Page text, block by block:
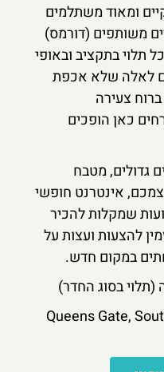
ומאוד משתלמים
משותפים (דורמס)
תלוי בתקציב ובאופי
לאלה שלא אכפת
צעירה
כאן הופכים
גדולים, מטבח
אינטרנט חופשי
שמקלות להכיר
להצעות ועצות על
במקום חדש.
191 Queens Gate,